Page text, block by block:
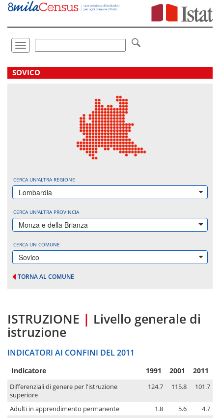
Vai
direttamente
Toggle
navigation
.
SOVICO
CERCA UN'ALTRA REGIONE
Lombardia
CERCA UN'ALTRA PROVINCIA
Monza e della Brianza
CERCA UN COMUNE
Sovico
TORNA AL COMUNE
ISTRUZIONE | Livello generale di
istruzione
INDICATORI AI CONFINI DEL 2011
Indicatore 1991 2001 2011
Differenziali di genere per l'istruzione
superiore
124.7 115.8 101.7
Adulti in apprendimento permanente 1.8 5.6
4.7